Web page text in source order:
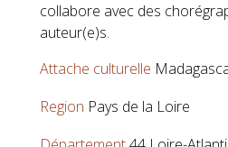
collabore avec des
auteur(e)s.
Attache culturelle
Region Pays de la Loire